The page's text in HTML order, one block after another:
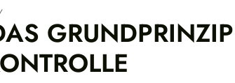
GRUNDPRINZIP